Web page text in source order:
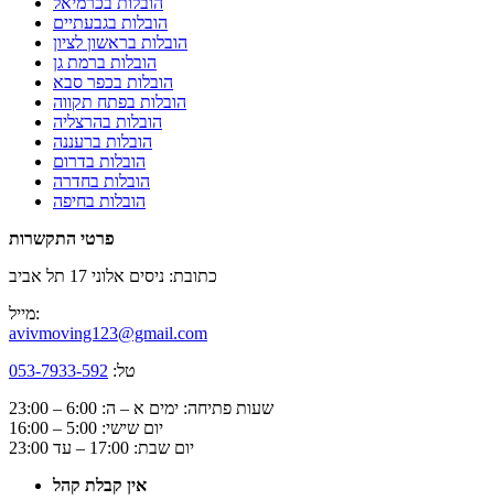
הובלות בגבעתיים
הובלות בראשון לציון
הובלות ברמת גן
הובלות בכפר סבא
הובלות בפתח תקווה
הובלות בהרצליה
הובלות ברעננה
הובלות בדרום
הובלות בחדרה
הובלות בחיפה
פרטי התקשרות
כתובת: ניסים אלוני 17 תל אביב
מייל:
avivmoving123@gmail.com
טל: 053-7933-592
שעות פתיחה: ימים א – ה: 6:00 – 23:00
יום שישי: 5:00 – 16:00
יום שבת: 17:00 – עד 23:00
אין קבלת קהל